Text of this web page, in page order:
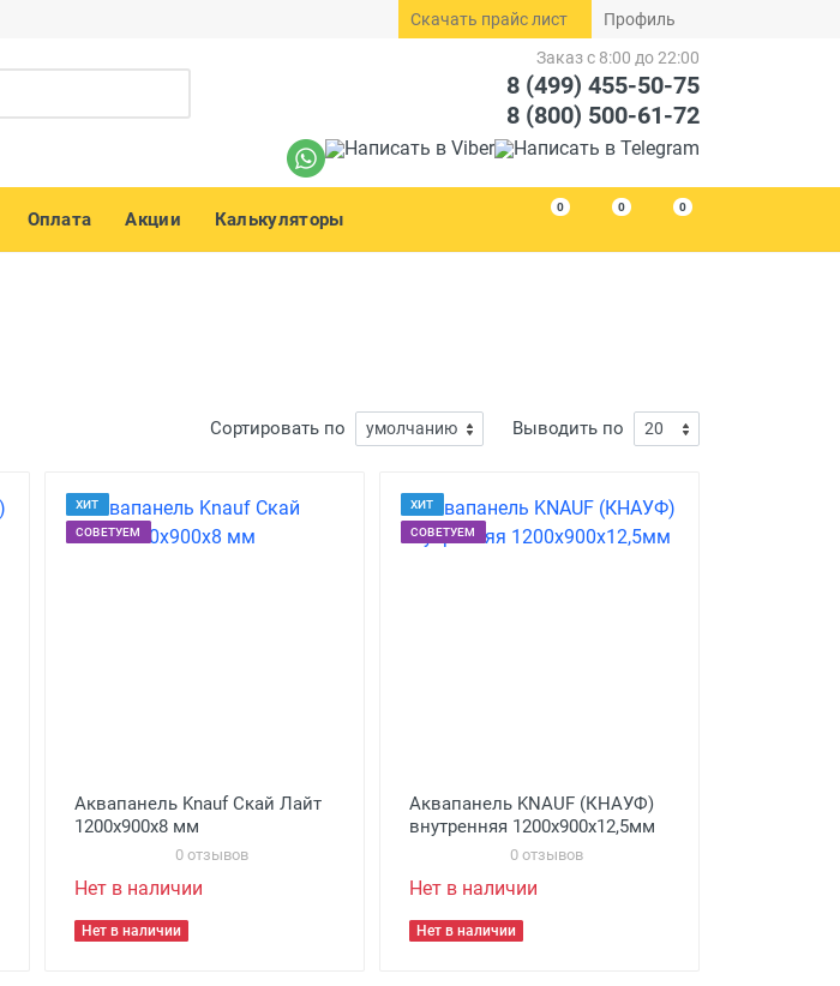
Скачать прайс лист Профиль
Заказ с 8:00 до 22:00
8 (499) 455-50-75
8 (800) 500-61-72
Оплата Акции Калькуляторы
0 0 0
Сортировать по Выводить по
ХИТ
СОВЕТУЕМ
Аквапанель Knauf Скай Лайт
1200х900х8 мм
0 отзывов
Нет в наличии
Нет в наличии
ХИТ
СОВЕТУЕМ
Аквапанель KNAUF (КНАУФ)
внутренняя 1200х900х12,5мм
0 отзывов
Нет в наличии
Нет в наличии